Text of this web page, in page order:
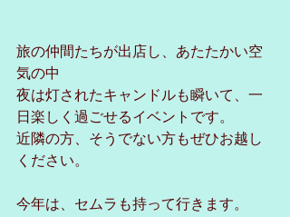
旅の仲間たちが出店し、あたたかい空
気の中
夜は灯されたキャンドルも瞬いて、一
日楽しく過ごせるイベントです。
近隣の方、そうでない方もぜひお越し
ください。
今年は、セムラも持って行きます。